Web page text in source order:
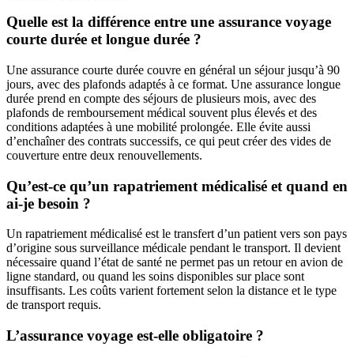
Quelle est la différence entre une assurance voyage
courte durée et longue durée ?
Une assurance courte durée couvre en général un séjour jusqu’à 90
jours, avec des plafonds adaptés à ce format. Une assurance longue
durée prend en compte des séjours de plusieurs mois, avec des
plafonds de remboursement médical souvent plus élevés et des
conditions adaptées à une mobilité prolongée. Elle évite aussi
d’enchaîner des contrats successifs, ce qui peut créer des vides de
couverture entre deux renouvellements.
Qu’est-ce qu’un rapatriement médicalisé et quand en
ai-je besoin ?
Un rapatriement médicalisé est le transfert d’un patient vers son pays
d’origine sous surveillance médicale pendant le transport. Il devient
nécessaire quand l’état de santé ne permet pas un retour en avion de
ligne standard, ou quand les soins disponibles sur place sont
insuffisants. Les coûts varient fortement selon la distance et le type
de transport requis.
L’assurance voyage est-elle obligatoire ?